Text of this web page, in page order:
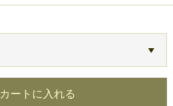
カートに入れる